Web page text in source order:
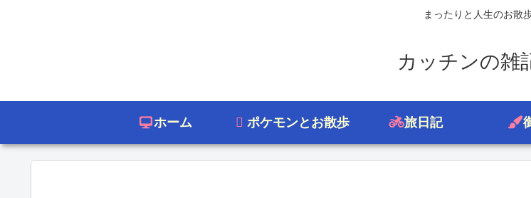
まったりと人生のお散
カッチンの雑
ホーム ポケモンとお散歩 旅日記